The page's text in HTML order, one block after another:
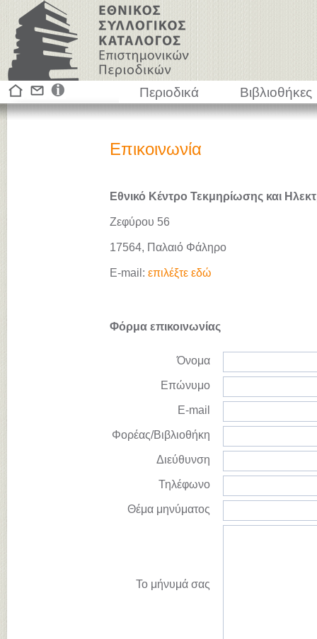
Περιοδικά Βιβλιοθήκες
Επικοινωνία
Εθνικό Κέντρο Τεκμηρίωσης και
Ζεφύρου 56
17564, Παλαιό Φάληρο
E-mail: επιλέξτε εδώ
Φόρμα επικοινωνίας
Όνομα
Επώνυμο
E-mail
Φορέας/Βιβλιοθήκη
Διεύθυνση
Τηλέφωνο
Θέμα μηνύματος
Το μήνυμά σας